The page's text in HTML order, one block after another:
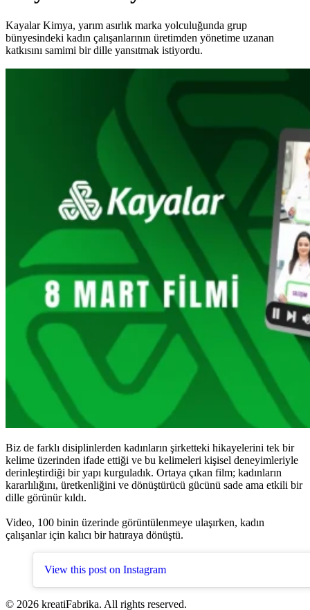
Kayalar Kimya, yarım asırlık marka yolculuğunda grup
bünyesindeki kadın çalışanlarının üretimden yönetime uzanan
katkısını samimi bir dille yansıtmak istiyordu.
Biz de farklı disiplinlerden kadınların şirketteki hikayelerini tek bir
kelime üzerinden ifade ettiği ve bu kelimeleri kişisel deneyimleriyle
derinleştirdiği bir yapı kurguladık. Ortaya çıkan film; kadınların
kararlılığını, üretkenliğini ve dönüştürücü gücünü sade ama etkili bir
dille görünür kıldı.
Video, 100 binin üzerinde görüntülenmeye ulaşırken, kadın
çalışanlar için kalıcı bir hatıraya dönüştü.
View this post on Instagram
© 2026 kreatiFabrika. All rights reserved.